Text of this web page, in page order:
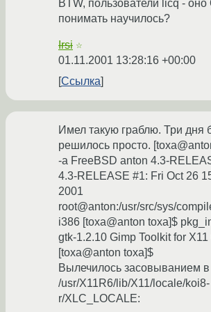
BTW, пользователи licq - оно
понимать научилось?
Irsi ☆
01.11.2001 13:28:16 +00:00
Ссылка
Имел такую граблю. Три дня
решилось просто.
-a FreeBSD anton 4.3-
4.3-RELEASE #1: Fri Oct 26
2001
root@anton:/usr/src/sys/
i386 [toxa@anton toxa]$
gtk-1.2.10 Gimp Toolkit for X11
[toxa@anton toxa]$
Вылечилось засовыванием в
/usr/X11R6/lib/X11/locale/koi8-
r/XLC_LOCALE: